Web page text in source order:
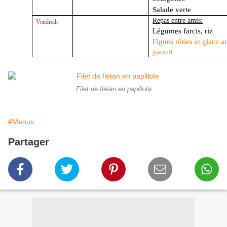
Salade verte
Vendredi Repas entre amis:
Légumes farcis, riz
Figuesrôties et glace
yaourt
Filet de flétan en papillote
#Menus
Partager